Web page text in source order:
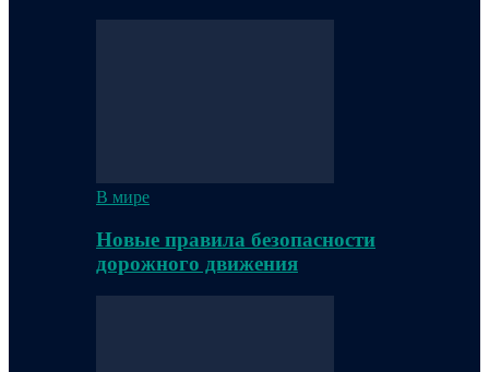
В мире
Новые правила безопасности
дорожного движения